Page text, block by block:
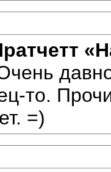
то.
=)